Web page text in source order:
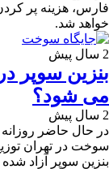
خواهد شد.
2 سال پیش
بنزین سوپر
می شود؟
2 سال پیش
سوخت در تهران
بنزین سوپر آزاد شده